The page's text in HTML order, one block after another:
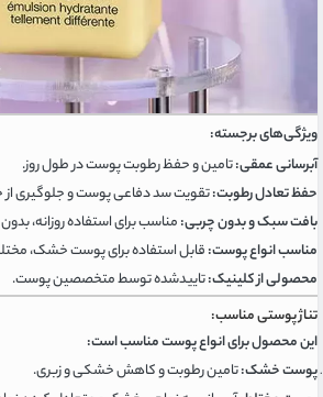
ویژگی‌های برجسته:
آبرسانی عمقی:تامین و حفظ رطوبت پوست در طول روز.
حفظ تعادل رطوبت:تقویت سد دفاعی پوست و جلوگیری
بافت سبک و بدون چربی:مناسب برای استفاده روزانه،
مناسب انواع پوست:قابل استفاده برای پوست خشک،
محصولی از کلینیک:تایید‌شده توسط متخصصین پوست.
تناژ پوستی مناسب:
این محصول برای انواع پوست مناسب است:
پوست خشک:تامین رطوبت و کاهش خشکی و زبری.